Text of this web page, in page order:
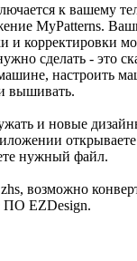
к вашему
MyPatterns.
и корректировки
сделать - это
настроить
вышивать.
и новые
нужный файл.
возможно
ПО EZDesign.